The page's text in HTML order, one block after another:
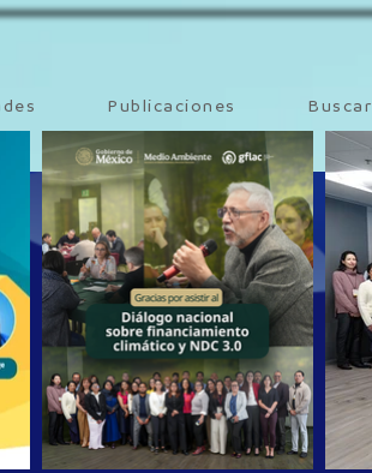
Publicaciones Buscar